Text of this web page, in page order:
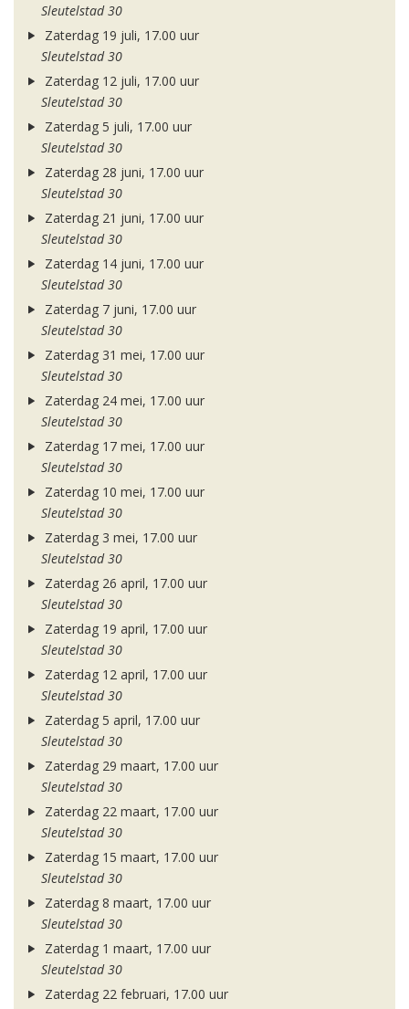
Sleutelstad 30
Zaterdag 19 juli, 17.00 uur
Sleutelstad 30
Zaterdag 12 juli, 17.00 uur
Sleutelstad 30
Zaterdag 5 juli, 17.00 uur
Sleutelstad 30
Zaterdag 28 juni, 17.00 uur
Sleutelstad 30
Zaterdag 21 juni, 17.00 uur
Sleutelstad 30
Zaterdag 14 juni, 17.00 uur
Sleutelstad 30
Zaterdag 7 juni, 17.00 uur
Sleutelstad 30
Zaterdag 31 mei, 17.00 uur
Sleutelstad 30
Zaterdag 24 mei, 17.00 uur
Sleutelstad 30
Zaterdag 17 mei, 17.00 uur
Sleutelstad 30
Zaterdag 10 mei, 17.00 uur
Sleutelstad 30
Zaterdag 3 mei, 17.00 uur
Sleutelstad 30
Zaterdag 26 april, 17.00 uur
Sleutelstad 30
Zaterdag 19 april, 17.00 uur
Sleutelstad 30
Zaterdag 12 april, 17.00 uur
Sleutelstad 30
Zaterdag 5 april, 17.00 uur
Sleutelstad 30
Zaterdag 29 maart, 17.00 uur
Sleutelstad 30
Zaterdag 22 maart, 17.00 uur
Sleutelstad 30
Zaterdag 15 maart, 17.00 uur
Sleutelstad 30
Zaterdag 8 maart, 17.00 uur
Sleutelstad 30
Zaterdag 1 maart, 17.00 uur
Sleutelstad 30
Zaterdag 22 februari, 17.00 uur